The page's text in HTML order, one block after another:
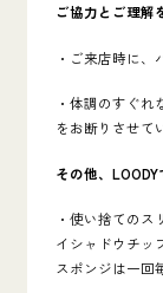
ご協力とご理解
・ご来店時に、
・体調のすぐれ
をお断りさせて
その他、
・使い捨ての
イシャドウチッ
スポンジは一回